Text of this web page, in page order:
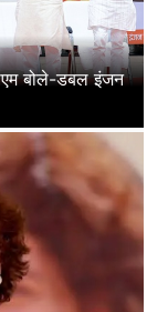
बोले-डबल इंजन